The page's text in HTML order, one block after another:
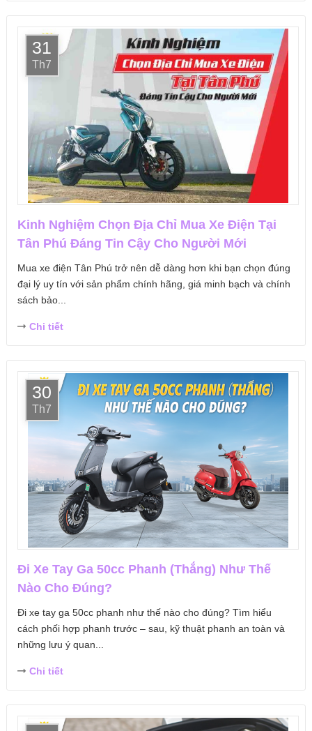
31
Th7
Kinh Nghiệm Chọn Địa Chỉ Mua Xe Điện Tại
Tân Phú Đáng Tin Cậy Cho Người Mới
Mua xe điện Tân Phú trở nên dễ dàng hơn khi bạn chọn đúng
đại lý uy tín với sản phẩm chính hãng, giá minh bạch và chính
sách bảo...
Chi tiết
30
Th7
Đi Xe Tay Ga 50cc Phanh (Thắng) Như Thế
Nào Cho Đúng?
Đi xe tay ga 50cc phanh như thế nào cho đúng? Tìm hiểu
cách phối hợp phanh trước – sau, kỹ thuật phanh an toàn và
những lưu ý quan...
Chi tiết